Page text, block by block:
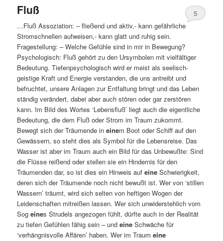
Fluß
5
…Fluß Assoziation: – fließend und aktiv,- kann gefährliche
Stromschnellen aufweisen,- kann glatt und ruhig sein.
Fragestellung: – Welche Gefühle sind in mir in Bewegung?
Psychologisch: Fluß gehört zu den Ursymbolen mit vielfältiger
Bedeutung. Tiefenpsychologisch wird er meist als seelisch-
geistige Kraft und Energie verstanden, die uns antreibt und
befruchtet, unsere Anlagen zur Entfaltung bringt und das Leben
ständig verändert, dabei aber auch stören oder gar zerstören
kann. Im Bild des Wortes ‘Lebensfluß’ liegt auch die eigentliche
Bedeutung, die dem Fluß oder Strom im Traum zukommt.
Bewegt sich der Träumende ineinem Boot oder Schiff auf den
Gewässern, so steht dies als Symbol für die Lebensreise. Das
Wasser ist aber im Traum auch ein Bild für das Unbewußte: Sind
die Flüsse reißend oder stellen sie ein Hindernis für den
Träumenden dar, so ist dies ein Hinweis aufeine Schwierigkeit,
deren sich der Träumende noch nicht bewußt ist. Wer von ‘stillen
Wassern’ träumt, wird sich selten von heftigen Wogen der
Leidenschaften mitreißen lassen. Wer sich unwiderstehlich vom
Sogeines Strudels angezogen fühlt, dürfte auch in der Realität
zu tiefen Gefühlen fähig sein – undeine Schwäche für
‘verhängnisvolle Affären’ haben. Wer im Traumeine